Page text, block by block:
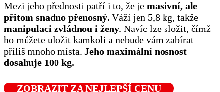
Mezi jeho přednosti patří i to, že je masivní, ale
přitom snadno přenosný. Váží jen 5,8 kg, takže
manipulaci zvládnou i ženy. Navíc lze složit, čímž
ho můžete uložit kamkoli a nebude vám zabírat
příliš mnoho místa. Jeho maximální nosnost
dosahuje 100 kg.
ZOBRAZIT ZA NEJLEPŠÍ CENU